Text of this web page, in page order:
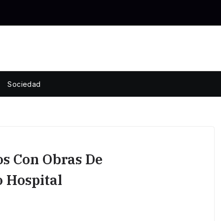
Sociedad
Con Obras De
Hospital